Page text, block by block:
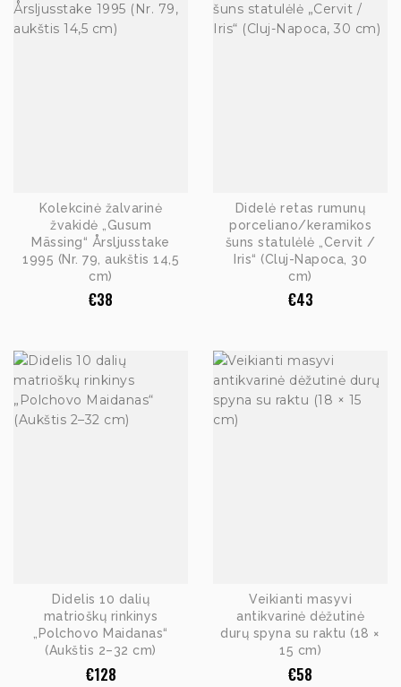
Kolekcinė žalvarinė
žvakidė „Gusum
Mässing“ Årsljusstake
1995 (Nr. 79, aukštis 14,5
cm)
€38
Didelė retas rumunų
porceliano/keramikos
šuns statulėlė „Cervit /
Iris“ (Cluj-Napoca, 30
cm)
€43
Didelis 10 dalių
matrioškų rinkinys
„Polchovo Maidanas“
(Aukštis 2–32 cm)
€128
Veikianti masyvi
antikvarinė dėžutinė
durų spyna su raktu (18 ×
15 cm)
€58